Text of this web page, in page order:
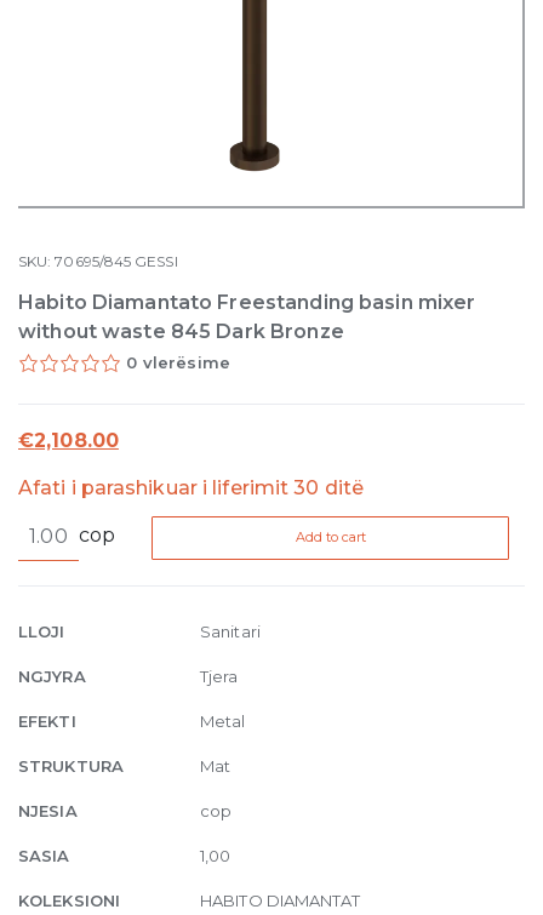
SKU:70695/845 GESSI
Habito Diamantato Freestanding basin mixer
without waste 845 Dark Bronze
0 vlerësime
€2,108.00
Afati i parashikuar i liferimit 30 ditë
Diamantato
mixer
waste
845
Bronze
quantity
cop Add to cart
LLOJI Sanitari
NGJYRA Tjera
EFEKTI Metal
STRUKTURA Mat
NJESIA cop
SASIA 1,00
KOLEKSIONI HABITO DIAMANTAT